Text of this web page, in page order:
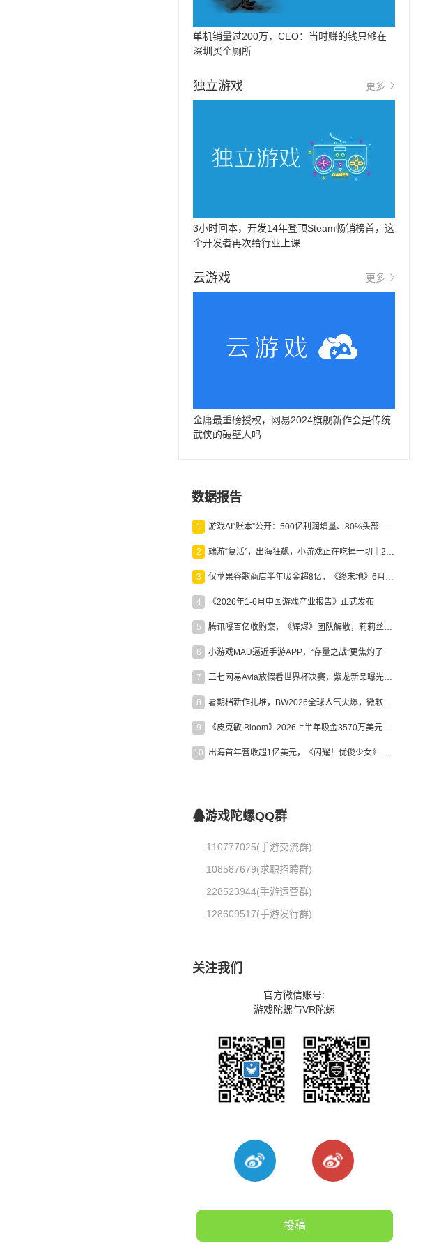
单机销量过200万，CEO：当时赚的钱只够在
深圳买个厕所
独立游戏 更多
3小时回本，开发14年登顶Steam畅销榜首，这
个开发者再次给行业上课
云游戏 更多
金庸最重磅授权，网易2024旗舰新作会是传统
武侠的破壁人吗
数据报告
1 游戏AI“账本”公开：500亿利润增量、80%头部入局，谁在闷声发财？
2 端游“复活”，出海狂飙，小游戏正在吃掉一切｜2026上半年产业报告
3 仅苹果谷歌商店半年吸金超8亿，《终末地》6月份收入显著回暖
4 《2026年1-6月中国游戏产业报告》正式发布
5 腾讯曝百亿收购案，《辉烬》团队解散，莉莉丝新作曝光｜陀螺周报
6 小游戏MAU逼近手游APP，“存量之战”更焦灼了
7 三七网易Avia放假看世界杯决赛，紫龙新品曝光，米哈游新作上线 | 陀螺周报
8 暑期档新作扎堆，BW2026全球人气火爆，微软XBOX大裁员|陀螺周报
9 《皮克敏 Bloom》2026上半年吸金3570万美元，中国台湾成最大市场
10 出海首年营收超1亿美元，《闪耀！优俊少女》美国市场占比达七成
游戏陀螺QQ群
110777025(手游交流群)
108587679(求职招聘群)
228523944(手游运营群)
128609517(手游发行群)
关注我们
官方微信账号:
游戏陀螺与VR陀螺
投稿